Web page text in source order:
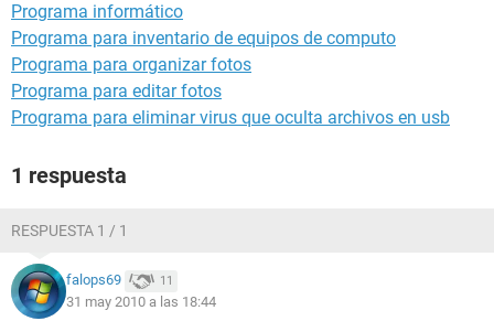
Programa informático
Programa para inventario de equipos de computo
Programa para organizar fotos
Programa para editar fotos
Programa para eliminar virus que oculta archivos en usb
1 respuesta
RESPUESTA 1 / 1
falops69 11
31 may 2010 a las 18:44